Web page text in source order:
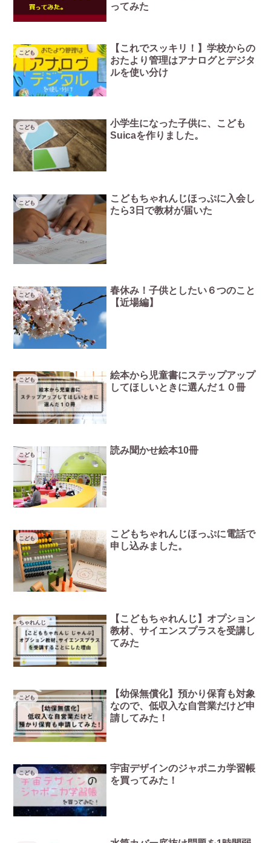
ってみた
こども
【これでスッキリ！】学校からの
おたより管理はアナログとデジタ
ルを使い分け
こども
小学生になった子供に、こども
Suicaを作りました。
こども
こどもちゃれんじほっぷに入会し
たら3日で教材が届いた
こども
春休み！子供としたい６つのこと
【近場編】
こども
絵本から児童書にステップアップ
してほしいときに選んだ１０冊
こども 読み聞かせ絵本10冊
こども
こどもちゃれんじほっぷに電話で
申し込みました。
ちゃれんじ
【こどもちゃれんじ】オプション
教材、サイエンスプラスを受講し
てみた
こども
【幼保無償化】預かり保育も対象
なので、低収入な自営業だけど申
請してみた！
こども
宇宙デザインのジャポニカ学習帳
を買ってみた！